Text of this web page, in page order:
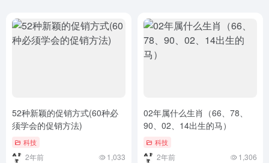
52种新颖的促销方式(60种必
须学会的促销方法)
科技
2年前 1,033
02年属什么生肖（66、78、
90、02、14出生的马）
科技
2年前 1,306